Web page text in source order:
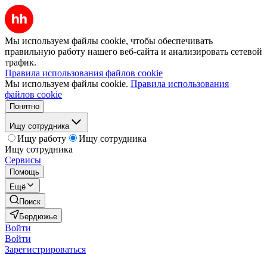
Мы используем файлы cookie, чтобы обеспечивать
правильную работу нашего веб-сайта и анализировать сетевой
трафик.
Правила использования файлов cookie
Мы используем файлы cookie. Правила использования
файлов cookie
Понятно
Ищу сотрудника
Ищу работу
Ищу сотрудника
Ищу сотрудника
Сервисы
Помощь
Ещё
Поиск
Бердюжье
Войти
Войти
Зарегистрироваться